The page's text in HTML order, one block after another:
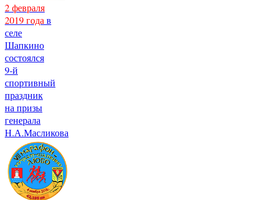
2 февраля
2019 года в
селе
Шапкино
состоялся
9-й
спортивный
праздник
на призы
генерала
Н.А.Масликова